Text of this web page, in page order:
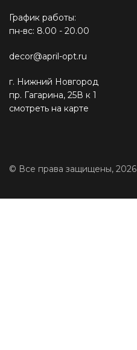
График работы:
пн-вс: 8.00 - 20.00
decor@april-opt.ru
г. Нижний Новгород
пр. Гагарина, 25В к 1
смотреть на карте
© Все права защищены, 2026